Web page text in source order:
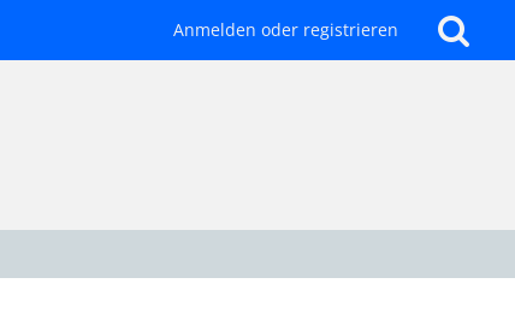
Anmelden oder registrieren